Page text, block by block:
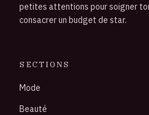
petites attentions pour soigner
consacrer un budget de star.
SECTIONS
Mode
Beauté